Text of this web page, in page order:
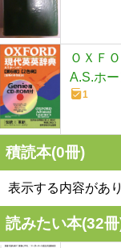
ＯＸＦ
A.S.ホ
1
積読本(0冊)
表示する内容があ
読みたい本(32